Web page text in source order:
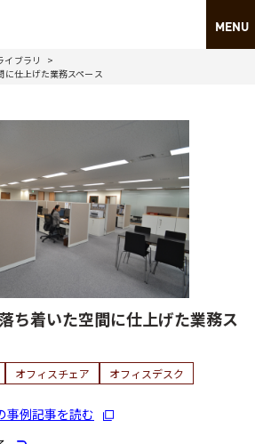
イブラリ
仕上げた業務スペース
ち着いた空間に仕上げた業務ス
オフィスチェア オフィスデスク
事例記事を読む